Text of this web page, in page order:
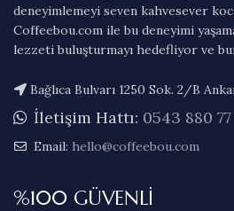
deneyimlemeyi seven kahvesever
Coffeebou.com ile bu deneyimi
lezzeti buluşturmayı hedefliyor ve
Bağlıca Bulvarı 1250 Sok. 2/B
İletişim Hattı: 0543 880 77
Email: hello@coffeebou.com
%100 GÜVENLİ